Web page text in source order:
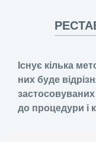
Існує кілька
них буде
застосовуваних
до процедури і